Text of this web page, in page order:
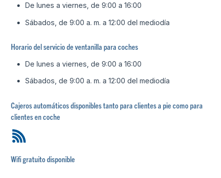
De lunes a viernes, de 9:00 a 16:00
Sábados, de 9:00 a. m. a 12:00 del mediodía
Horario del servicio de ventanilla para coches
De lunes a viernes, de 9:00 a 16:00
Sábados, de 9:00 a. m. a 12:00 del mediodía
Cajeros automáticos disponibles tanto para clientes a pie como para
clientes en coche
Wifi gratuito disponible